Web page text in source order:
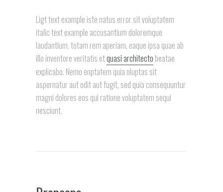
Ligt text example iste natus error sit voluptatem
italic text example accusantium doloremque
laudantium, totam rem aperiam, eaque ipsa quae ab
illo inventore veritatis etquasi architecto beatae
explicabo. Nemo enptatem quia oluptas sit
aspernatur aut odit aut fugit, sed quia consequuntur
magni dolores eos qui ratione voluptatem sequi
nesciunt.